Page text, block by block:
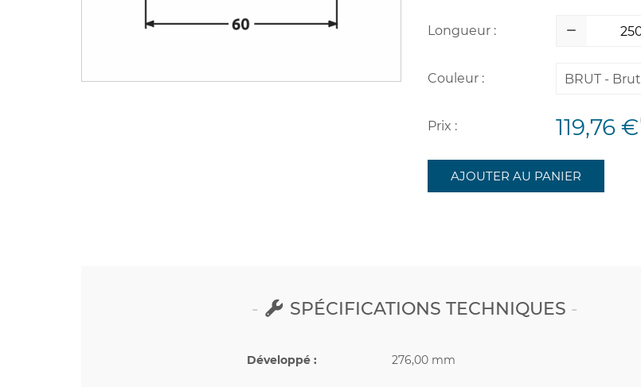
Longueur :
Couleur : BRUT - Brut
Prix : 119,76 €
AJOUTER AU PANIER
SPÉCIFICATIONS TECHNIQUES
Développé : 276,00 mm